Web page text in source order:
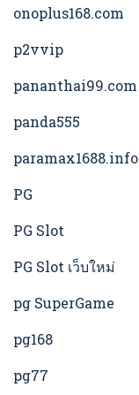
onoplus168.com
p2vvip
pananthai99.com
panda555
paramax1688.info
PG
PG Slot
PG Slot เว็บใหม่
pg SuperGame
pg168
pg77